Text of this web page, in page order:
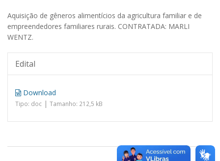
Aquisição de gêneros alimentícios da agricultura familiar e de
empreendedores familiares rurais. CONTRATADA: MARLI
WENTZ.
Edital
Download
Tipo: doc | Tamanho: 212,5 kB